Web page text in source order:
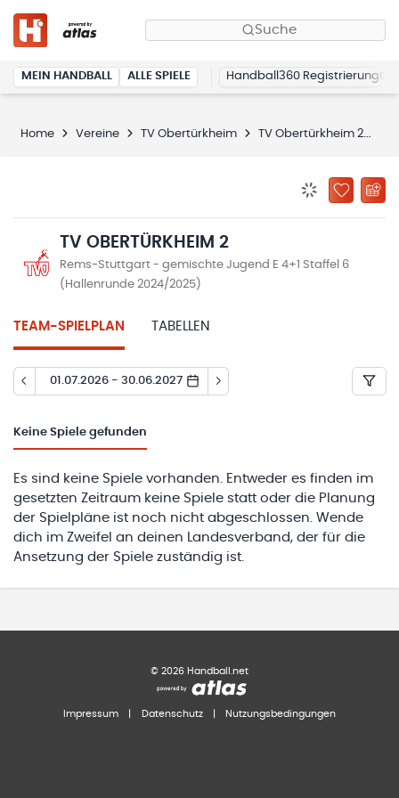
Suche
MEIN HANDBALL ALLE SPIELE Handball360 Registrierung
Home Vereine TV Obertürkheim TV Obertürkheim 2
ZU
TV OBERTÜRKHEIM 2
Rems-Stuttgart - gemischte Jugend E 4+1 Staffel 6
(Hallenrunde 2024/2025)
TEAM-SPIELPLAN TABELLEN
01.07.2026 - 30.06.2027
Keine Spiele gefunden
Es sind keine Spiele vorhanden. Entweder es finden im
gesetzten Zeitraum keine Spiele statt oder die Planung
der Spielpläne ist noch nicht abgeschlossen. Wende
dich im Zweifel an deinen Landesverband, der für die
Ansetzung der Spiele zuständig ist.
© 2026 Handball.net
Impressum Datenschutz Nutzungsbedingungen